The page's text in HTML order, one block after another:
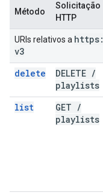
Método
Solicitação
HTTP
URIs relativos a https:
v3
delete
DELETE /
playlists
list GET /
playlists